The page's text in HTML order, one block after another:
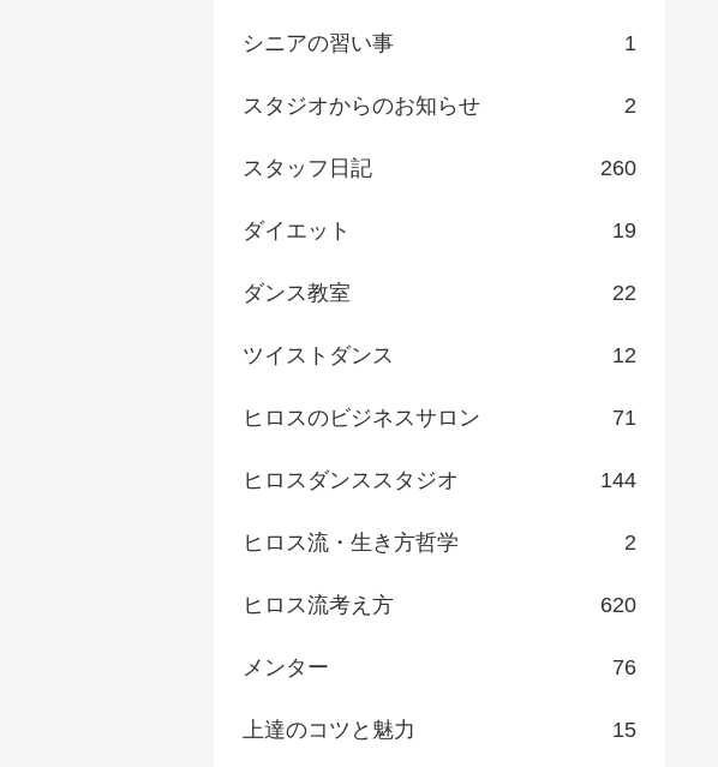
シニアの習い事 1
スタジオからのお知らせ 2
スタッフ日記 260
ダイエット 19
ダンス教室 22
ツイストダンス 12
ヒロスのビジネスサロン 71
ヒロスダンススタジオ 144
ヒロス流・生き方哲学 2
ヒロス流考え方 620
メンター 76
上達のコツと魅力 15